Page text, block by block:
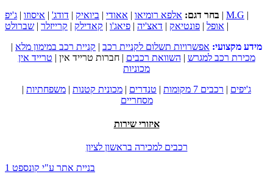
בחר דגם: אלפא רומיאו | אאודי | ביואיק | דודג' | איסוזו | ג'יפ | M.G |
אופל | פונטיאק | דאצ'יה | פיאג'ו | קאדילק | קרייזלר | שברולט
|
מידע מקצועי: אפשרויות תשלום לקניית רכב | קניית רכב במימון מלא |
מכירת רכב למגרש | השוואת רכבים |חברות טרייד אין | טרייד אין
מכוניות
ג'יפים | רכבים 7 מקומות | טנדרים | מכונית קטנות | משפחתיות |
מסחריים
איזורי שירות
רכבים למכירה בראשון לציון
בניית אתר ע"י קונספט 1